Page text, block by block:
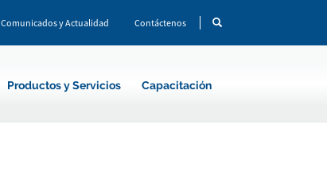
Comunicados y Actualidad Contáctenos
Productos y Servicios Capacitación